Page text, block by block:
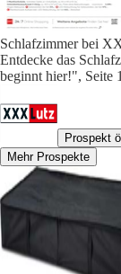
Schlafzimmer bei
Entdecke das
beginnt hier!", Seite
Prospekt
Mehr Prospekte